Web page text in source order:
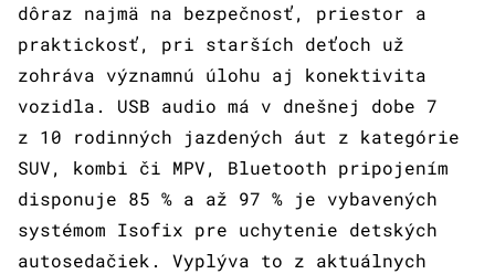
dôraz najmä na bezpečnosť, priestor a
praktickosť, pri starších deťoch už
zohráva významnú úlohu aj konektivita
vozidla. USB audio má v dnešnej dobe 7
z 10 rodinných jazdených áut z kategórie
SUV, kombi či MPV, Bluetooth pripojením
disponuje 85 % a až 97 % je vybavených
systémom Isofix pre uchytenie detských
autosedačiek. Vyplýva to z aktuálnych